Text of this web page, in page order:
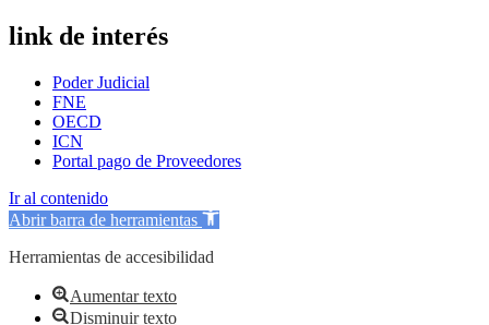
link de interés
Poder Judicial
FNE
OECD
ICN
Portal pago de Proveedores
Ir al contenido
Abrir barra de herramientas
Herramientas de accesibilidad
Aumentar texto
Disminuir texto